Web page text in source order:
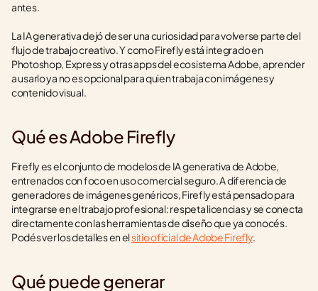
antes.
La IA generativa dejó de ser una curiosidad para volverse parte del
flujo de trabajo creativo. Y como Firefly está integrado en
Photoshop, Express y otras apps del ecosistema Adobe, aprender
a usarlo ya no es opcional para quien trabaja con imágenes y
contenido visual.
Qué es Adobe Firefly
Firefly es el conjunto de modelos de IA generativa de Adobe,
entrenados con foco en uso comercial seguro. A diferencia de
generadores de imágenes genéricos, Firefly está pensado para
integrarse en el trabajo profesional: respeta licencias y se conecta
directamente con las herramientas de diseño que ya conocés.
Podés ver los detalles en el sitio oficial de Adobe Firefly.
Qué puede generar